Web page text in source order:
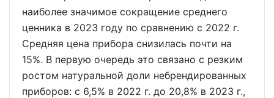
наиболее значимое сокращение среднего
ценника в 2023 году по сравнению с 2022 г.
Средняя цена прибора снизилась почти на
15%. В первую очередь это связано с резким
ростом натуральной доли небрендированных
приборов: с 6,5% в 2022 г. до 20,8% в 2023 г.,